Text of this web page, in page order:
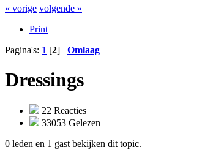
« vorige volgende »
Print
Pagina's: 1 [2] Omlaag
Dressings
22 Reacties
33053 Gelezen
0 leden en 1 gast bekijken dit topic.